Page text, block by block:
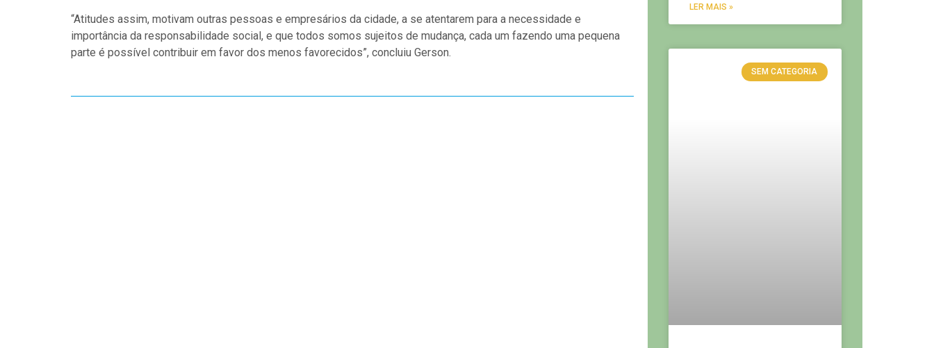
“Atitudes assim, motivam outras pessoas e empresários da cidade, a se atentarem para a necessidade e
importância da responsabilidade social, e que todos somos sujeitos de mudança, cada um fazendo uma pequena
parte é possível contribuir em favor dos menos favorecidos”, concluiu Gerson.
LER MAIS »
SEM CATEGORIA